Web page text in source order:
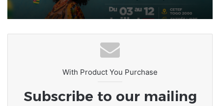
With Product You Purchase
Subscribe to our mailing